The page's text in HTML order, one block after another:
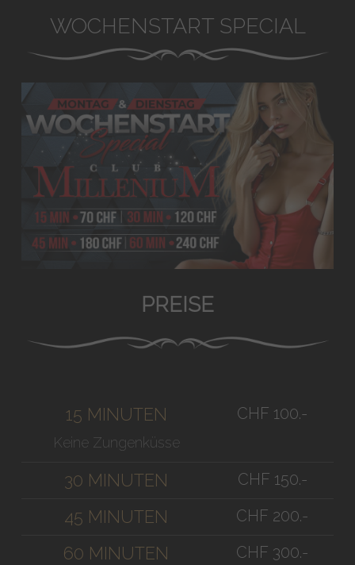
WOCHENSTART SPECIAL
PREISE
15 MINUTEN
Keine Zungenküsse
CHF 100.-
30 MINUTEN CHF 150.-
45 MINUTEN CHF 200.-
60 MINUTEN CHF 300.-